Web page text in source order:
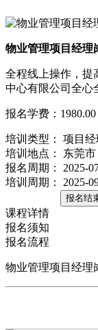
物业管理项目经理
全程线上操作，提
中心有限公司全心
报名学费：1980.00
培训类型：
项目经
培训地点：
东莞市
报名周期：
2025-
培训周期：
2025-
报名结
课程详情
报名须知
报名流程
物业管理项目经理